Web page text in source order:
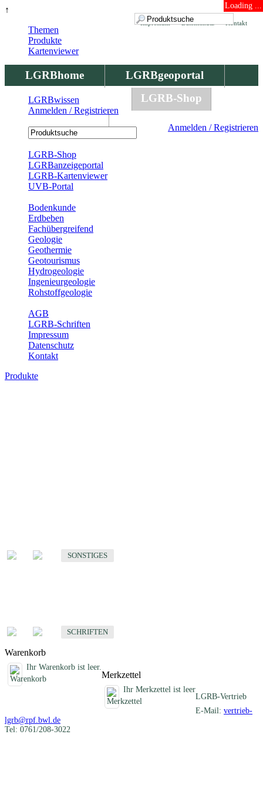
↑ Loading ...
Kontakt
Datenschutz
Impressum
LGRBhome
LGRBgeoportal
LGRBbohrungen
LGRB-Shop
Anmelden / Registrieren
Themen
Produkte
Kartenviewer
LGRBwissen
Anmelden / Registrieren
LGRB-Shop
LGRBanzeigeportal
LGRB-Kartenviewer
UVB-Portal
Bodenkunde
Erdbeben
Fachübergreifend
Geologie
Geothermie
Geotourismus
Hydrogeologie
Ingenieurgeologie
Rohstoffgeologie
AGB
LGRB-Schriften
Impressum
Datenschutz
Kontakt
Produkte
SONSTIGES
SCHRIFTEN
Warenkorb
Ihr Warenkorb ist leer.
Merkzettel
Ihr Merkzettel ist leer
LGRB-Vertrieb
E-Mail: vertrieb-
lgrb@rpf.bwl.de
Tel: 0761/208-3022